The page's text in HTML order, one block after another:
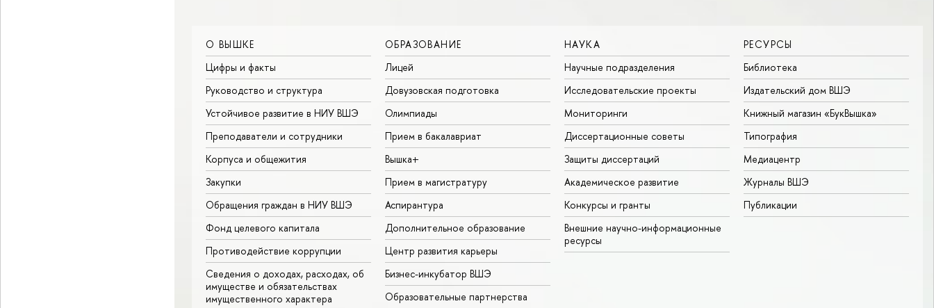
О ВЫШКЕ
Цифры и факты
Руководство и структура
Устойчивое развитие в НИУ ВШЭ
Преподаватели и сотрудники
Корпуса и общежития
Закупки
Обращения граждан в НИУ ВШЭ
Фонд целевого капитала
Противодействие коррупции
Сведения о доходах, расходах, об
имуществе и обязательствах
имущественного характера
ОБРАЗОВАНИЕ
Лицей
Довузовская подготовка
Олимпиады
Прием в бакалавриат
Вышка+
Прием в магистратуру
Аспирантура
Дополнительное образование
Центр развития карьеры
Бизнес-инкубатор ВШЭ
Образовательные партнерства
НАУКА
Научные подразделения
Исследовательские проекты
Мониторинги
Диссертационные советы
Защиты диссертаций
Академическое развитие
Конкурсы и гранты
Внешние научно-информационные
ресурсы
РЕСУРСЫ
Библиотека
Издательский дом ВШЭ
Книжный магазин «БукВышка»
Типография
Медиацентр
Журналы ВШЭ
Публикации